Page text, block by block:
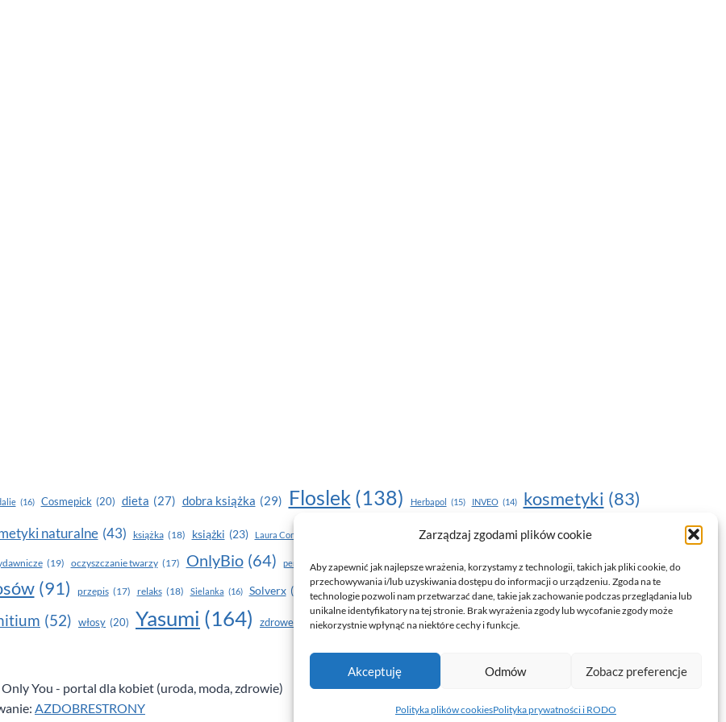
Zarządzaj zgodami plików cookie
Aby zapewnić jak najlepsze wrażenia, korzystamy z technologii, takich jak pliki cookie, do
przechowywania i/lub uzyskiwania dostępu do informacji o urządzeniu. Zgoda na te
technologie pozwoli nam przetwarzać dane, takie jak zachowanie podczas przeglądania lub
unikalne identyfikatory na tej stronie. Brak wyrażenia zgody lub wycofanie zgody może
niekorzystnie wpłynąć na niektóre cechy i funkcje.
Akceptuję Odmów Zobacz preferencje
Polityka plików cookiesPolityka prywatności i RODO
(16) Cosmepick (20) dieta (27) dobra książka (29) Floslek (138) Herbapol (15) INVEO (14) kosmetyki (83)
naturalne (43) książka (18) książki (23) Laura Conti moda(187) nawilżanie skóry (22)
(19) oczyszczanie twarzy (17) OnlyBio (64) perfumy pielegnacja skóry (24) pielęgnacja pielęgnacja dłoni (14)
(91) przepis (17) relaks (18) Sielanka (16) Solverx (26) Stapiz (21) trendy (35) uroda (17) witamina C (24)
(52) włosy (20) Yasumi (164) zdrowe zęby (20) zdrowie(135)
You - portal dla kobiet (uroda, moda, zdrowie)
AZDOBRESTRONY
Polityka prywatności i RODO
Polityka plików cookies (EU)